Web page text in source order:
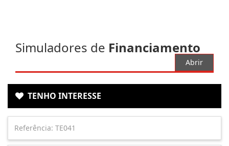
Simuladores de Financiamento
Abrir
TENHO INTERESSE